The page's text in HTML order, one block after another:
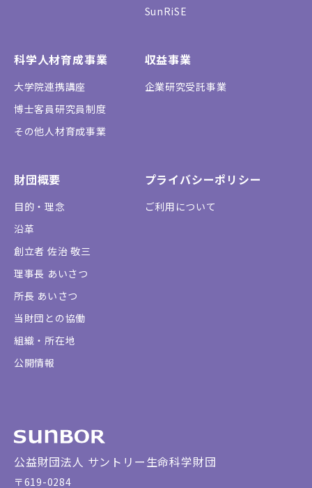
SunRiSE
科学人材育成事業
大学院連携講座
博士客員研究員制度
その他人材育成事業
収益事業
企業研究受託事業
財団概要
目的・理念
沿革
創立者 佐治 敬三
理事長 あいさつ
所長 あいさつ
当財団との協働
組織・所在地
公開情報
プライバシーポリシー
ご利用について
公益財団法人 サントリー生命科学財団
〒619-0284